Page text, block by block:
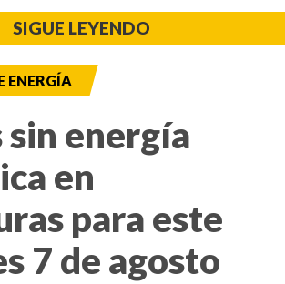
SIGUE LEYENDO
ENERGÍA
sin energía
en
para este
7 de agosto